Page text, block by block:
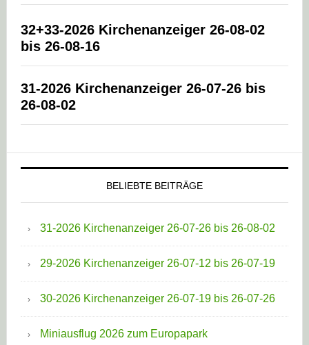
32+33-2026 Kirchenanzeiger 26-08-02
bis 26-08-16
31-2026 Kirchenanzeiger 26-07-26 bis
26-08-02
BELIEBTE BEITRÄGE
31-2026 Kirchenanzeiger 26-07-26 bis 26-08-02
29-2026 Kirchenanzeiger 26-07-12 bis 26-07-19
30-2026 Kirchenanzeiger 26-07-19 bis 26-07-26
Miniausflug 2026 zum Europapark